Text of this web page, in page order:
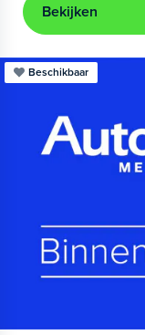
Bekijken
Beschikbaar